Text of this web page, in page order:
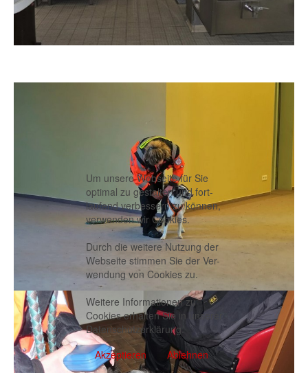
Um unsere Webseite für Sie
optimal zu gestalten und fort-
laufend verbessern zu können,
verwenden wir Cookies.
Durch die weitere Nutzung der
Webseite stimmen Sie der Ver-
wendung von Cookies zu.
Weitere Informationen zu
Cookies erhalten Sie in unserer
Datenschutzerklärung
Akzeptieren
Ablehnen